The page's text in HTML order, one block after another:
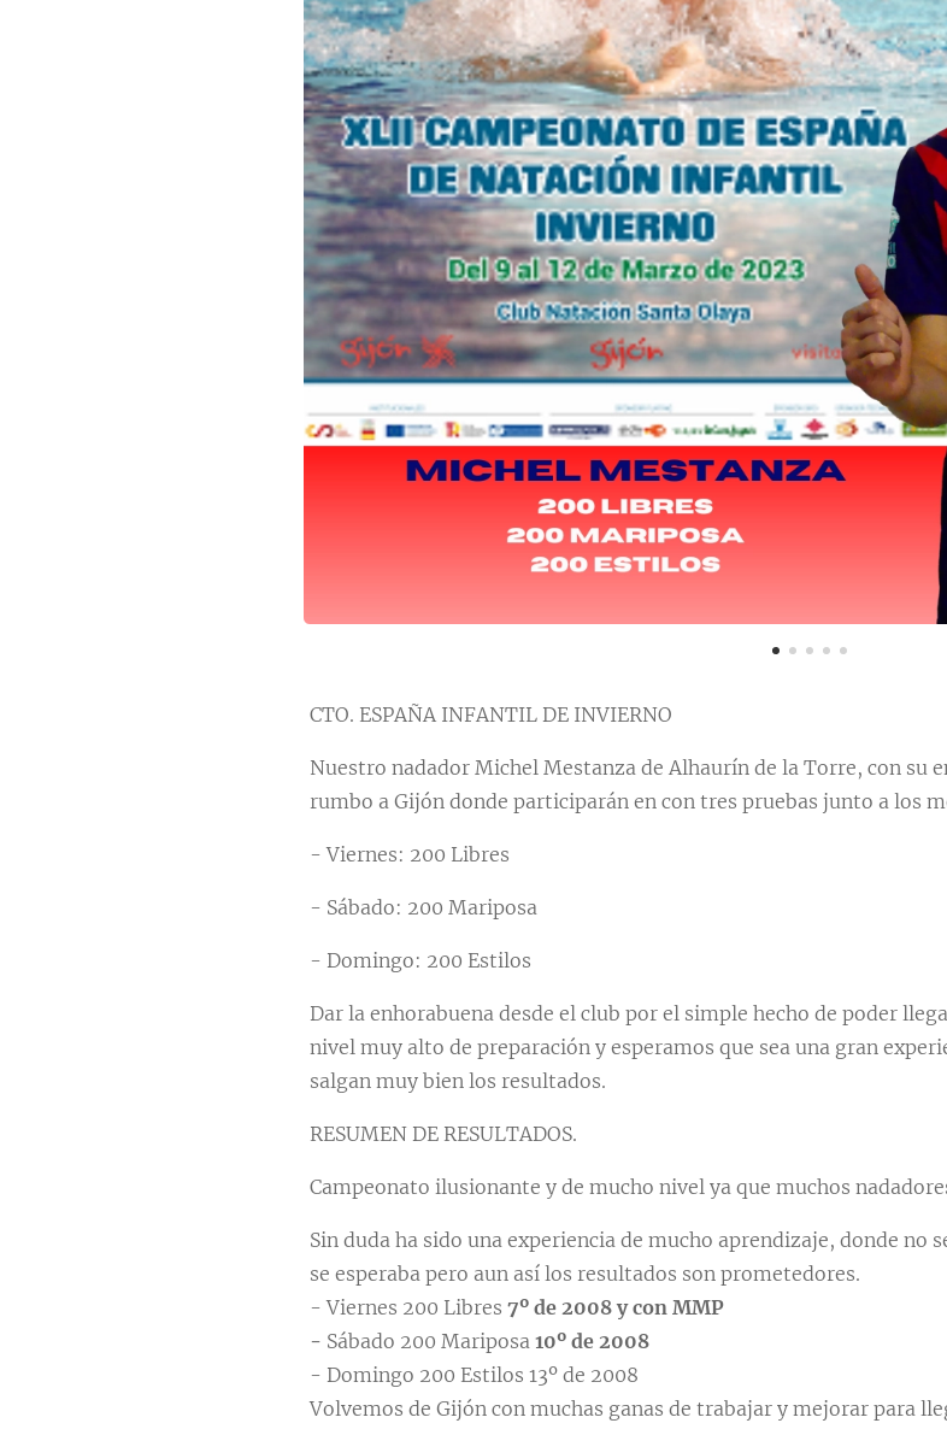
CTO. ESPAÑA INFANTIL DE INVIERNO 🇪🇸
Nuestro nadador Michel Mestanza de Alhaurín de la Torre, con su
rumbo a Gijón donde participarán en con tres pruebas junto a los
- Viernes: 200 Libres
- Sábado: 200 Mariposa
- Domingo: 200 Estilos
Dar la enhorabuena desde el club por el simple hecho de poder
nivel muy alto de preparación y esperamos que sea una gran
salgan muy bien los resultados.
RESUMEN DE RESULTADOS.
Campeonato ilusionante y de mucho nivel ya que muchos
Sin duda ha sido una experiencia de mucho aprendizaje, donde no
se esperaba pero aun así los resultados son prometedores.
- Viernes 200 Libres 7º de 2008 y con MMP
- Sábado 200 Mariposa 10º de 2008
- Domingo 200 Estilos 13º de 2008
Volvemos de Gijón con muchas ganas de trabajar y mejorar para